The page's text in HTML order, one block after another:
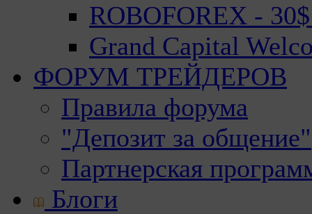
ROBOFOREX -
Grand Capital
ФОРУМ ТРЕЙДЕРОВ
Правила форума
"Депозит за общение"
Партнерская
Блоги